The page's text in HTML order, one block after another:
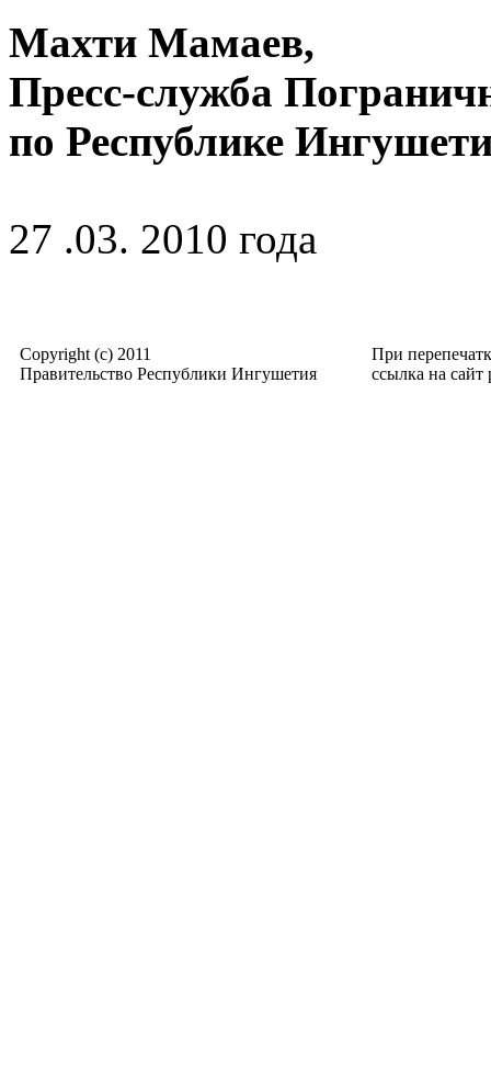
Махти Мамаев,
Пресс-служба
по Республике
27 .03. 2010 года
Copyright (c) 2011
Правительство Республики Ингушетия
При
ссылка на сайт